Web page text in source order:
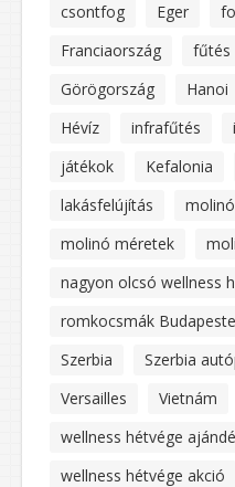
csontfog
Eger
Franciaország
fűtés
Görögország
Hanoi
Hévíz
infrafűtés
játékok
Kefalonia
lakásfelújítás
molinó méretek
nagyon olcsó wellness
romkocsmák
Szerbia
Szerbia
Versailles
Vietnám
wellness hétvége
wellness hétvége akció